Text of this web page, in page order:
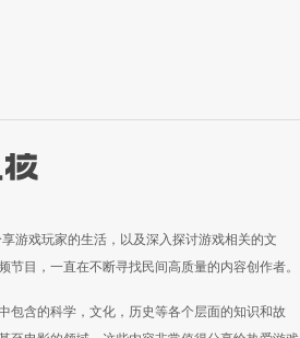
游戏玩家的生活，以及深入探讨游戏相关的文
目，一直在不断寻找民间高质量的内容创作者。
包含的科学，文化，历史等各个层面的知识和故